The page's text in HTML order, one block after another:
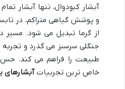
آبشار کبودوال، تنها آبشار
و پوشش گیاهی متراکم، در
از گرما تبدیل می شود. مسیر
جنگلی سرسبز می گذرد و
طبیعت را فراهم می کند. حس
خاص ترین تجربیاتآبشارهای